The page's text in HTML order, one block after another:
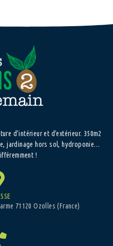
d’intérieur et d’extérieur. 350m2
jardinage hors sol, hydroponie…
!
71120 Ozolles (France)